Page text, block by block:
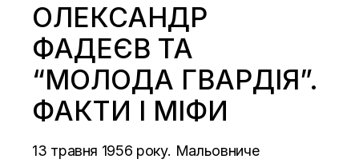
ОЛЕКСАНДР
ФАДЕЄВ ТА
“МОЛОДА ГВАРДІЯ”.
ФАКТИ І МІФИ
13 травня 1956 року. Мальовниче